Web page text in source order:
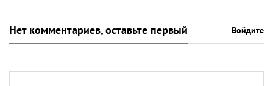
Нет комментариев, оставьте первый Войдите